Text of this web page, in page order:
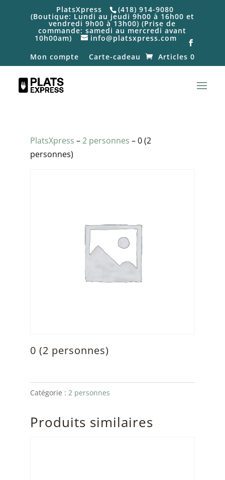
PlatsXpress (418) 914-9080
(Boutique: Lundi au jeudi 9h00 à 16h00 et
vendredi 9h00 à 13h00) (Prise de
commande: samedi au mercredi avant
10h00am)
info@platsxpress.com
Mon compte
Carte-cadeau Articles 0
PlatsXpress –2 personnes – 0 (2
personnes)
0 (2 personnes)
Catégorie : 2 personnes
Produits similaires